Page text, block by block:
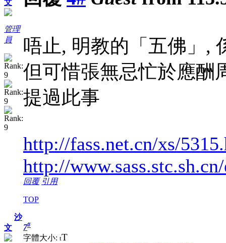
文
管理
員
唔止, 明教的「五佛」,
但可惜張無忌忙於應酬
提過此事
http://fass.net.cn/xs/
http://
回覆 引用
TOP
沙
文
7#
字體大小: tT